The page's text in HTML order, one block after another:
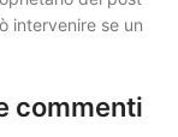
intervenire se un
commenti